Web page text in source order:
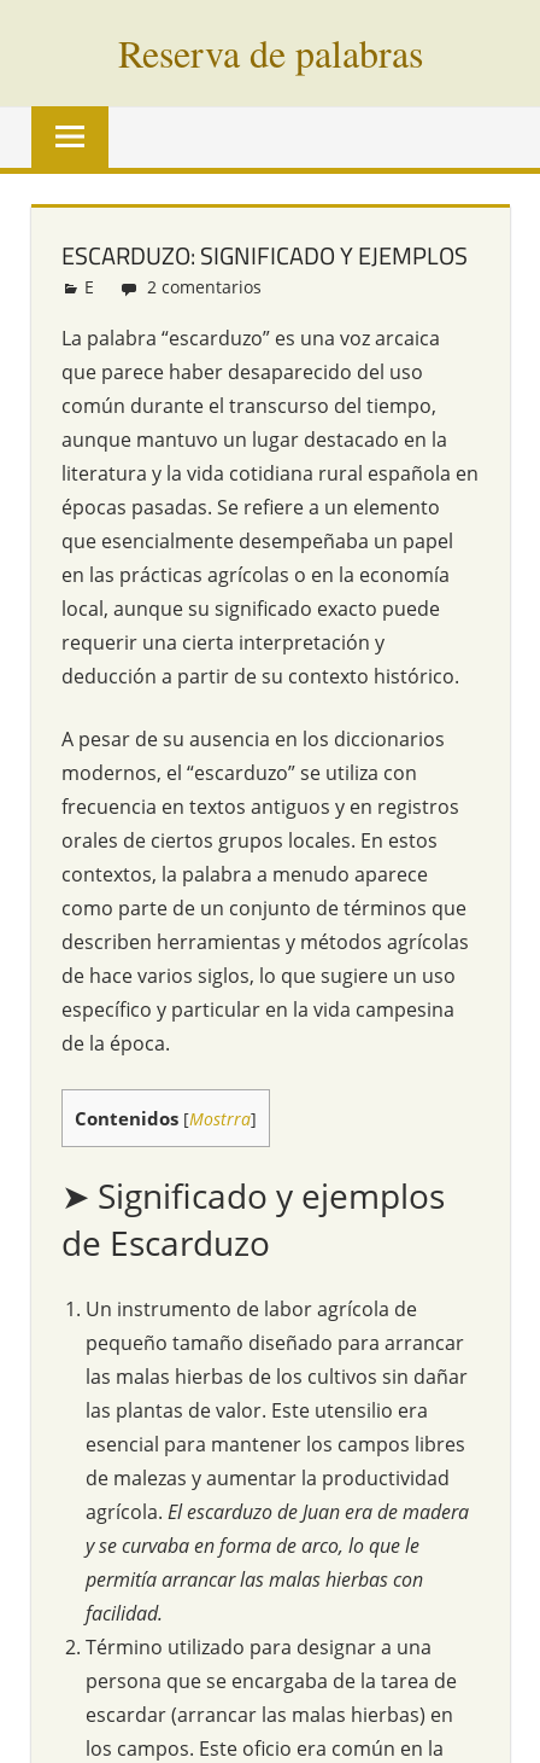
Reserva de palabras
Palabras
vías
todo
mundo
ESCARDUZO: SIGNIFICADO Y EJEMPLOS
Redacción
E 2 comentarios
La palabra “escarduzo” es una voz arcaica
que parece haber desaparecido del uso
común durante el transcurso del tiempo,
aunque mantuvo un lugar destacado en la
literatura y la vida cotidiana rural española en
épocas pasadas. Se refiere a un elemento
que esencialmente desempeñaba un papel
en las prácticas agrícolas o en la economía
local, aunque su significado exacto puede
requerir una cierta interpretación y
deducción a partir de su contexto histórico.
A pesar de su ausencia en los diccionarios
modernos, el “escarduzo” se utiliza con
frecuencia en textos antiguos y en registros
orales de ciertos grupos locales. En estos
contextos, la palabra a menudo aparece
como parte de un conjunto de términos que
describen herramientas y métodos agrícolas
de hace varios siglos, lo que sugiere un uso
específico y particular en la vida campesina
de la época.
Contenidos [Mostrra]
➤ Significado y ejemplos
de Escarduzo
Un instrumento de labor agrícola de
pequeño tamaño diseñado para arrancar
las malas hierbas de los cultivos sin dañar
las plantas de valor. Este utensilio era
esencial para mantener los campos libres
de malezas y aumentar la productividad
agrícola. El escarduzo de Juan era de madera
y se curvaba en forma de arco, lo que le
permitía arrancar las malas hierbas con
facilidad.
Término utilizado para designar a una
persona que se encargaba de la tarea de
escardar (arrancar las malas hierbas) en
los campos. Este oficio era común en la